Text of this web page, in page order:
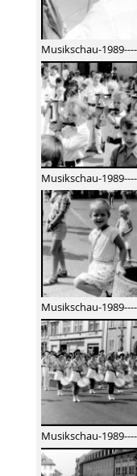
Musikschau-
Musikschau-
Musikschau-
Musikschau-